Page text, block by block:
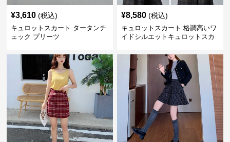
¥3,610 (税込)
キュロットスカート タータンチ
ェック プリーツ
¥8,580 (税込)
キュロットスカート 格調高いワ
イドシルエットキュロットスカ